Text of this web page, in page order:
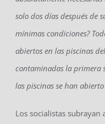
solo dos días después de
mínimas condiciones?
abiertos en las piscinas
contaminadas la primera
las piscinas se han
Los socialistas subrayan